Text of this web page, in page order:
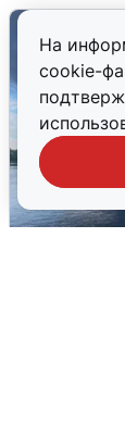
На
cookie-